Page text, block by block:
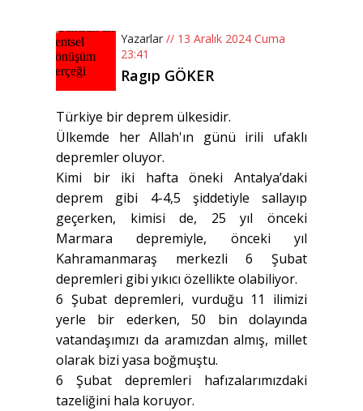
Yazarlar // 13 Aralık 2024 Cuma
23:41
Ragıp GÖKER
Türkiye bir deprem ülkesidir.
Ülkemde her Allah'ın günü irili ufaklı
depremler oluyor.
Kimi bir iki hafta öneki Antalya’daki
deprem gibi 4-4,5 şiddetiyle sallayıp
geçerken, kimisi de, 25 yıl önceki
Marmara depremiyle, önceki yıl
Kahramanmaraş merkezli 6 Şubat
depremleri gibi yıkıcı özellikte olabiliyor.
6 Şubat depremleri, vurduğu 11 ilimizi
yerle bir ederken, 50 bin dolayında
vatandaşımızı da aramızdan almış, millet
olarak bizi yasa boğmuştu.
6 Şubat depremleri hafızalarımızdaki
tazeliğini hala koruyor.